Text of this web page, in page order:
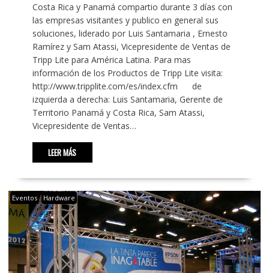
Costa Rica y Panamá compartio durante 3 días con
las empresas visitantes y publico en general sus
soluciones, liderado por Luis Santamaria , Ernesto
Ramírez y Sam Atassi, Vicepresidente de Ventas de
Tripp Lite para América Latina. Para mas
información de los Productos de Tripp Lite visita:
http://www.tripplite.com/es/index.cfm de
izquierda a derecha: Luis Santamaria, Gerente de
Territorio Panamá y Costa Rica, Sam Atassi,
Vicepresidente de Ventas…
LEER MÁS
Eventos Hardware